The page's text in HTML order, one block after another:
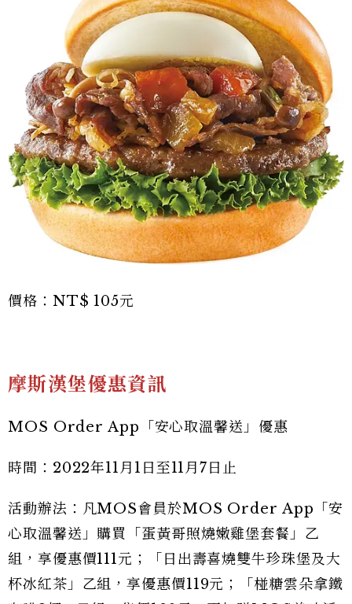
價格：NT$ 105元
摩斯漢堡優惠資訊
MOS Order App「安心取溫馨送」優惠
時間：2022年11月1日至11月7日止
活動辦法：凡MOS會員於MOS Order App「安
心取溫馨送」購買「蛋黃哥照燒嫩雞堡套餐」乙
組，享優惠價111元；「日出壽喜燒雙牛珍珠堡及大
杯冰紅茶」乙組，享優惠價119元；「椪糖雲朵拿鐵